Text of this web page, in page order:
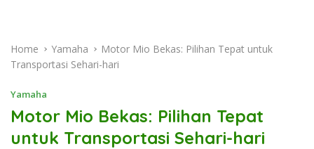
Home Yamaha
Motor Mio Bekas: Pilihan Tepat untuk
Transportasi Sehari-hari
Yamaha
Motor Mio Bekas: Pilihan Tepat
untuk Transportasi Sehari-hari